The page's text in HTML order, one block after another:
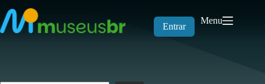
para
o
conteúdo
Entrar
Menu